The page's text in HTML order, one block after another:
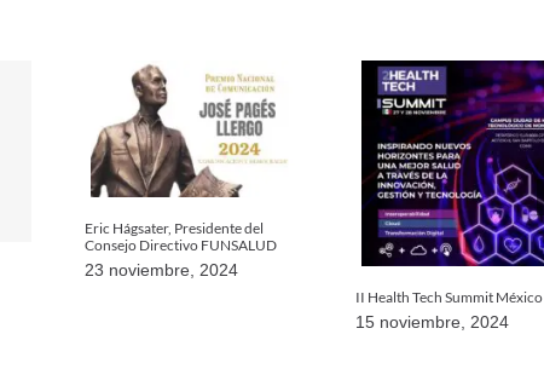
Eric Hágsater, Presidente del
Consejo Directivo FUNSALUD
23 noviembre, 2024
II Health Tech Summit México
15 noviembre, 2024